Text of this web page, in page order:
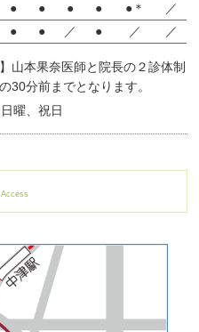
● ● ● ● ●＊
／
● ● ／ ● ／ ／
山本果奈医師と院長の２診体制
30分前までとなります。
曜、祝日
Access